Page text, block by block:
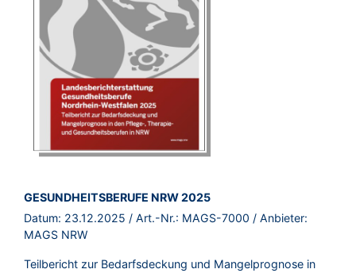
BROSCHÜRE:
GESUNDHEITSBERUFE NRW 2025
Datum: 23.12.2025 / Art.-Nr.: MAGS-7000 / Anbieter:
MAGS NRW
Teilbericht zur Bedarfsdeckung und Mangelprognose in